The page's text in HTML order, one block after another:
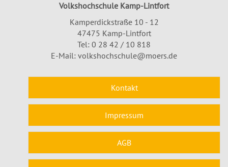
Volkshochschule Kamp-Lintfort
Kamperdickstraße 10 - 12
47475 Kamp-Lintfort
Tel: 0 28 42 / 10 818
E-Mail: volkshochschule@moers.de
Kontakt
Impressum
AGB